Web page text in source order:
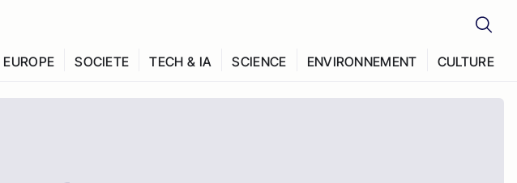
EUROPE SOCIETE TECH & IA SCIENCE ENVIRONNEMENT CULTURE